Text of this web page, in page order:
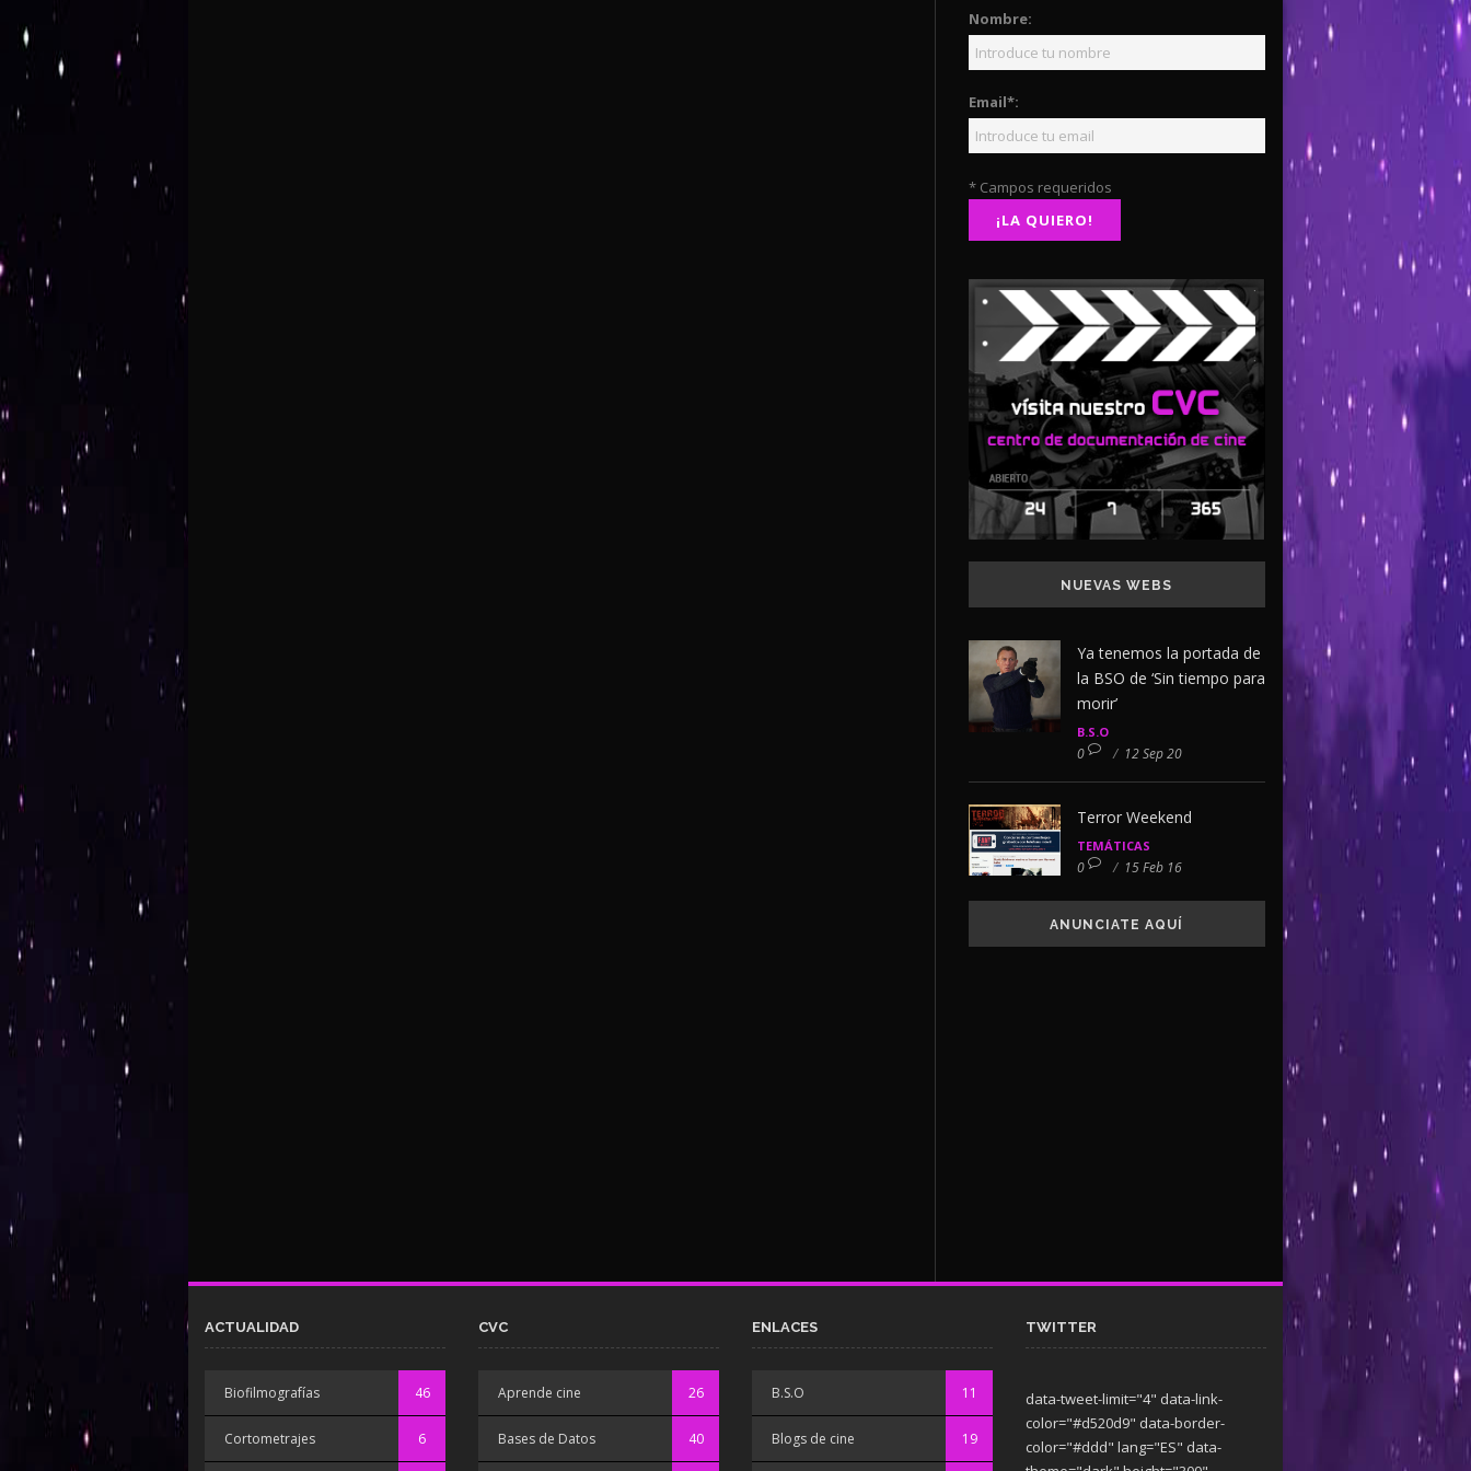
Nombre:
Email*:
* Campos requeridos
NUEVAS WEBS
Ya tenemos la portada de
la BSO de ‘Sin tiempo para
morir’
B.S.O
0 / 12 Sep 20
Terror Weekend
TEMÁTICAS
0 / 15 Feb 16
ANUNCIATE AQUÍ
ACTUALIDAD
Biofilmografías 46
Cortometrajes 6
CVC
Aprende cine 26
Bases de Datos 40
ENLACES
B.S.O 11
Blogs de cine 19
TWITTER
data-tweet-limit="4" data-link-
color="#d520d9" data-border-
color="#ddd" lang="ES" data-